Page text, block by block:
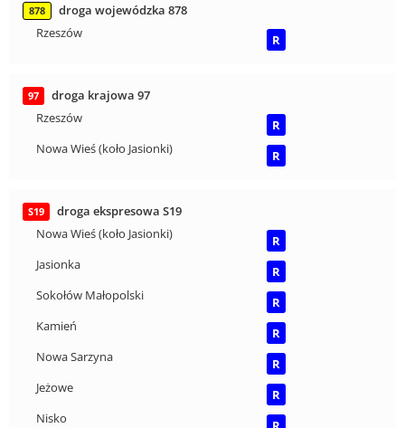
878
droga wojewódzka 878
Rzeszów
R
97
droga krajowa 97
Rzeszów
R
Nowa Wieś (koło Jasionki)
R
S19
droga ekspresowa S19
Nowa Wieś (koło Jasionki)
R
Jasionka
R
Sokołów Małopolski
R
Kamień
R
Nowa Sarzyna
R
Jeżowe
R
Nisko